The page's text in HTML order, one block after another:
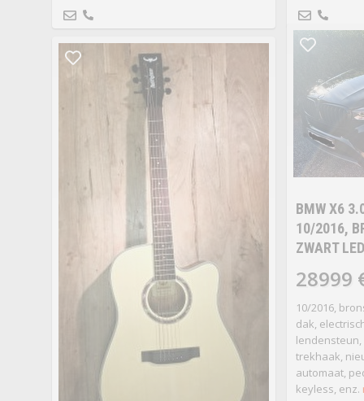
BMW X6
10/2016,
ZWART
28999
10/2016,
dak,
trekhaak,
automaat,
keyless, enz.